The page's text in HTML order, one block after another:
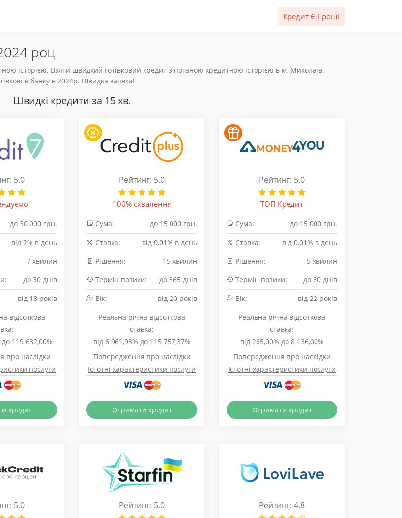
Кредит Є-Гроші
році
історією. Взяти швидкий готівковий кредит з поганою кредитною історією в м. Миколаїв.
в банку в 2024р. Швидка заявка!
Швидкі кредити за 15 хв.
5.0
до 30 000 грн.
від 2% в день
7 хвилин
до 30 днів
від 18 років
відсоткова
до 119 632,00%
про наслідки
послуги
кредит
Рейтинг: 5.0
100% схвалення
Сума:
до 15 000 грн.
Cтавка:
від 0,01% в день
Рішення:
15 хвилин
Термін позики:
до 365 днів
Вік:
від 20 років
Реальна річна відсоткова
ставка:
від 6 961,93% до 115 757,37%
Попередження про наслідки
Істотні характеристики послуги
Отримати кредит
Рейтинг: 5.0
ТОП Кредит
Сума:
до 15 000 грн.
Cтавка:
від 0,01% в день
Рішення:
5 хвилин
Термін позики:
до 80 днів
Вік:
від 22 років
Реальна річна відсоткова
ставка:
від 265,00% до 8 136,00%
Попередження про наслідки
Істотні характеристики послуги
Отримати кредит
5.0 Рейтинг: 5.0 Рейтинг: 4.8